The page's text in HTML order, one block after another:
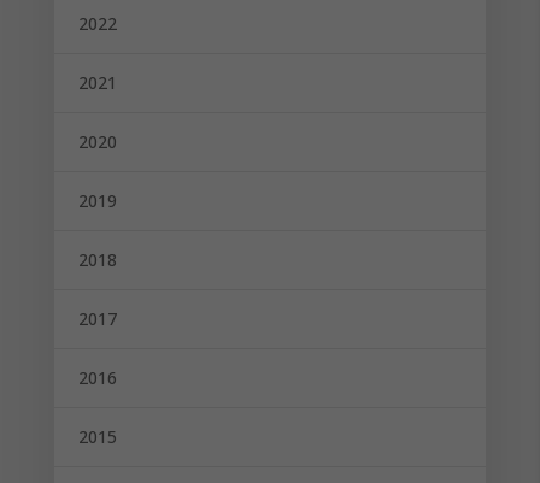
2022
2021
2020
2019
2018
2017
2016
2015